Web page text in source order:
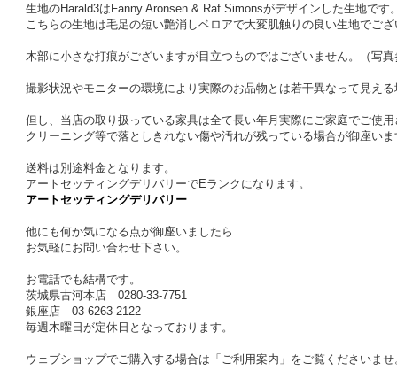
生地のHarald3はFanny Aronsen & Raf Simonsがデザインした生地です
こちらの生地は毛足の短い艶消しベロアで大変肌触りの良い生地でご
木部に小さな打痕がございますが目立つものではございません。（写
撮影状況やモニターの環境により実際のお品物とは若干異なって見え
但し、当店の取り扱っている家具は全て長い年月実際にご家庭でご使
クリーニング等で落としきれない傷や汚れが残っている場合が御座い
送料は別途料金となります。
アートセッティングデリバリーでEランクになります。
アートセッティングデリバリー
他にも何か気になる点が御座いましたら
お気軽にお問い合わせ下さい。
お電話でも結構です。
茨城県古河本店 0280-33-7751
銀座店 03-6263-2122
毎週木曜日が定休日となっております。
ウェブショップでご購入する場合は「ご利用案内」をご覧くださいませ